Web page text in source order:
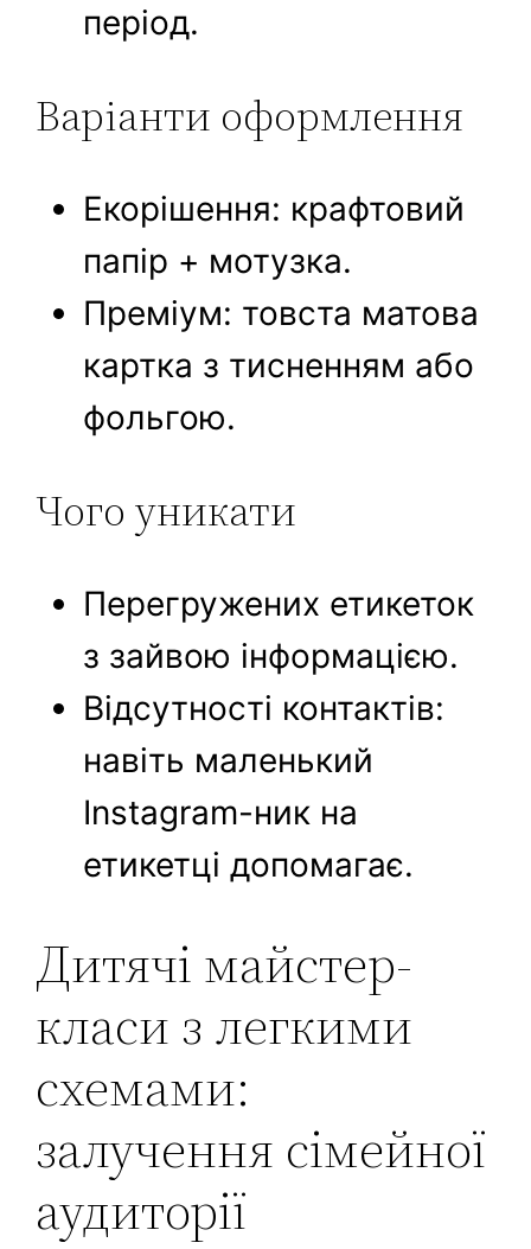
період.
Варіанти оформлення
Екорішення: крафтовий
папір + мотузка.
Преміум: товста матова
картка з тисненням або
фольгою.
Чого уникати
Перегружених етикеток
з зайвою інформацією.
Відсутності контактів:
навіть маленький
Instagram-ник на
етикетці допомагає.
Дитячі майстер-
класи з легкими
схемами:
залучення сімейної
аудиторії